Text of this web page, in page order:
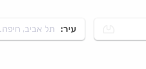
עיר: תל אביב,